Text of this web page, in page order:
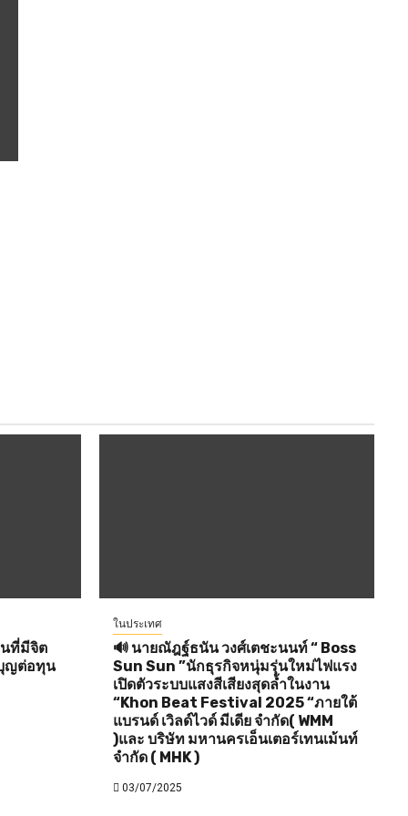
ที่มีจิต
ญต่อทุน
ในประเทศ
🔊 นายณัฎฐ์ธนัน วงศ์เตชะนนท์ “ Boss
Sun Sun ”นักธุรกิจหนุ่มรุ่นใหม่ไฟแรง
เปิดตัวระบบแสงสีเสียงสุดล้ำในงาน
“Khon Beat Festival 2025 “ภายใต้
แบรนด์ เวิลด์ไวด์ มีเดีย จำกัด( WMM
)และ บริษัท มหานครเอ็นเตอร์เทนเม้นท์
จำกัด ( MHK )
03/07/2025